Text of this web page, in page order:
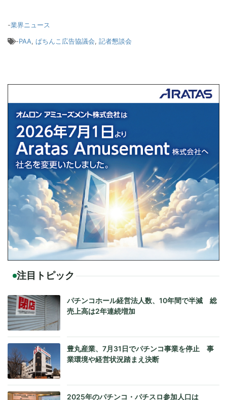
-業界ニュース
-PAA, ぱちんこ広告協議会, 記者懇談会
注目トピック
パチンコホール経営法人数、10年間で半減 総
売上高は2年連続増加
豊丸産業、7月31日でパチンコ事業を停止 事
業環境や経営状況踏まえ決断
2025年のパチンコ・パチスロ参加人口は